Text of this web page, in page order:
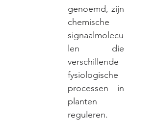
genoemd, zijn
chemische
signaalmolecu
len die
verschillende
fysiologische
processen in
planten
reguleren.